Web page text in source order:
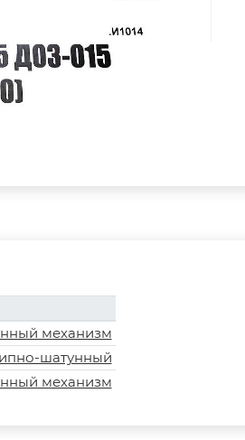
механизм
шатунный
механизм